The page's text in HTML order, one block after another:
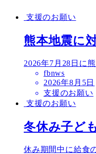
支援のお願い
熊本地震に
2026年7月28日に
fbnws
投
稿
日
2026年8月5日
支援のお願い
支援のお願い
冬休み子ど
休み期間中に給食